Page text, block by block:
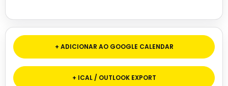
+ ADICIONAR AO GOOGLE CALENDAR
+ ICAL / OUTLOOK EXPORT